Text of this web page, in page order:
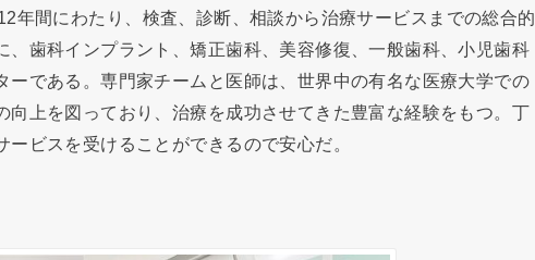
年間にわたり、検査、診断、相談から治療サービスまでの総合的
、歯科インプラント、矯正歯科、美容修復、一般歯科、小児歯科
ーである。専門家チームと医師は、世界中の有名な医療大学での
向上を図っており、治療を成功させてきた豊富な経験をもつ。丁
ビスを受けることができるので安心だ。